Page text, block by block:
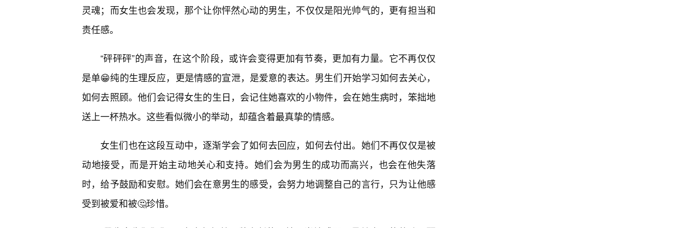
灵魂；而女生也会发现，那个让你怦然心动的男生，不仅仅是阳光帅气的，更有担当和
责任感。
“砰砰砰”的声音，在这个阶段，或许会变得更加有节奏，更加有力量。它不再仅仅
是单😁纯的生理反应，更是情感的宣泄，是爱意的表达。男生们开始学习如何去关心，
如何去照顾。他们会记得女生的生日，会记住她喜欢的小物件，会在她生病时，笨拙地
送上一杯热水。这些看似微小的举动，却蕴含着最真挚的情感。
女生们也在这段互动中，逐渐学会了如何去回应，如何去付出。她们不再仅仅是被
动地接受，而是开始主动地关心和支持。她们会为男生的成功而高兴，也会在他失落
时，给予鼓励和安慰。她们会在意男生的感受，会努力地调整自己的言行，只为让他感
受到被爱和被🤔珍惜。